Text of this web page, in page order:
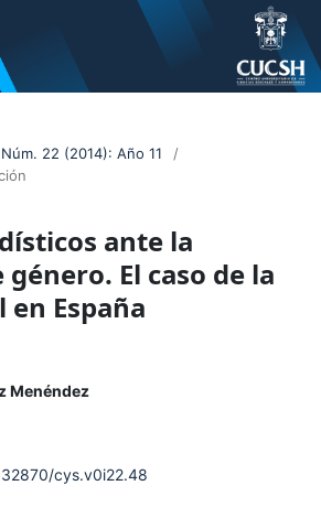
Núm. 22 (2014): Año 11
/
ante la
El caso de la
en España
Menéndez
cys.v0i22.48